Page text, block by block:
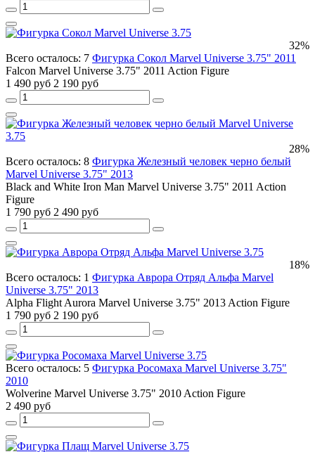
32%
Всего осталось: 7 Фигурка Сокол Marvel Universe 3.75" 2011
Falcon Marvel Universe 3.75" 2011 Action Figure
1 490 руб 2 190 руб
28%
Всего осталось: 8 Фигурка Железный человек черно белый
Marvel Universe 3.75" 2013
Black and White Iron Man Marvel Universe 3.75" 2011 Action
Figure
1 790 руб 2 490 руб
18%
Всего осталось: 1 Фигурка Аврора Отряд Альфа Marvel
Universe 3.75" 2013
Alpha Flight Aurora Marvel Universe 3.75" 2013 Action Figure
1 790 руб 2 190 руб
Всего осталось: 5 Фигурка Росомаха Marvel Universe 3.75"
2010
Wolverine Marvel Universe 3.75" 2010 Action Figure
2 490 руб